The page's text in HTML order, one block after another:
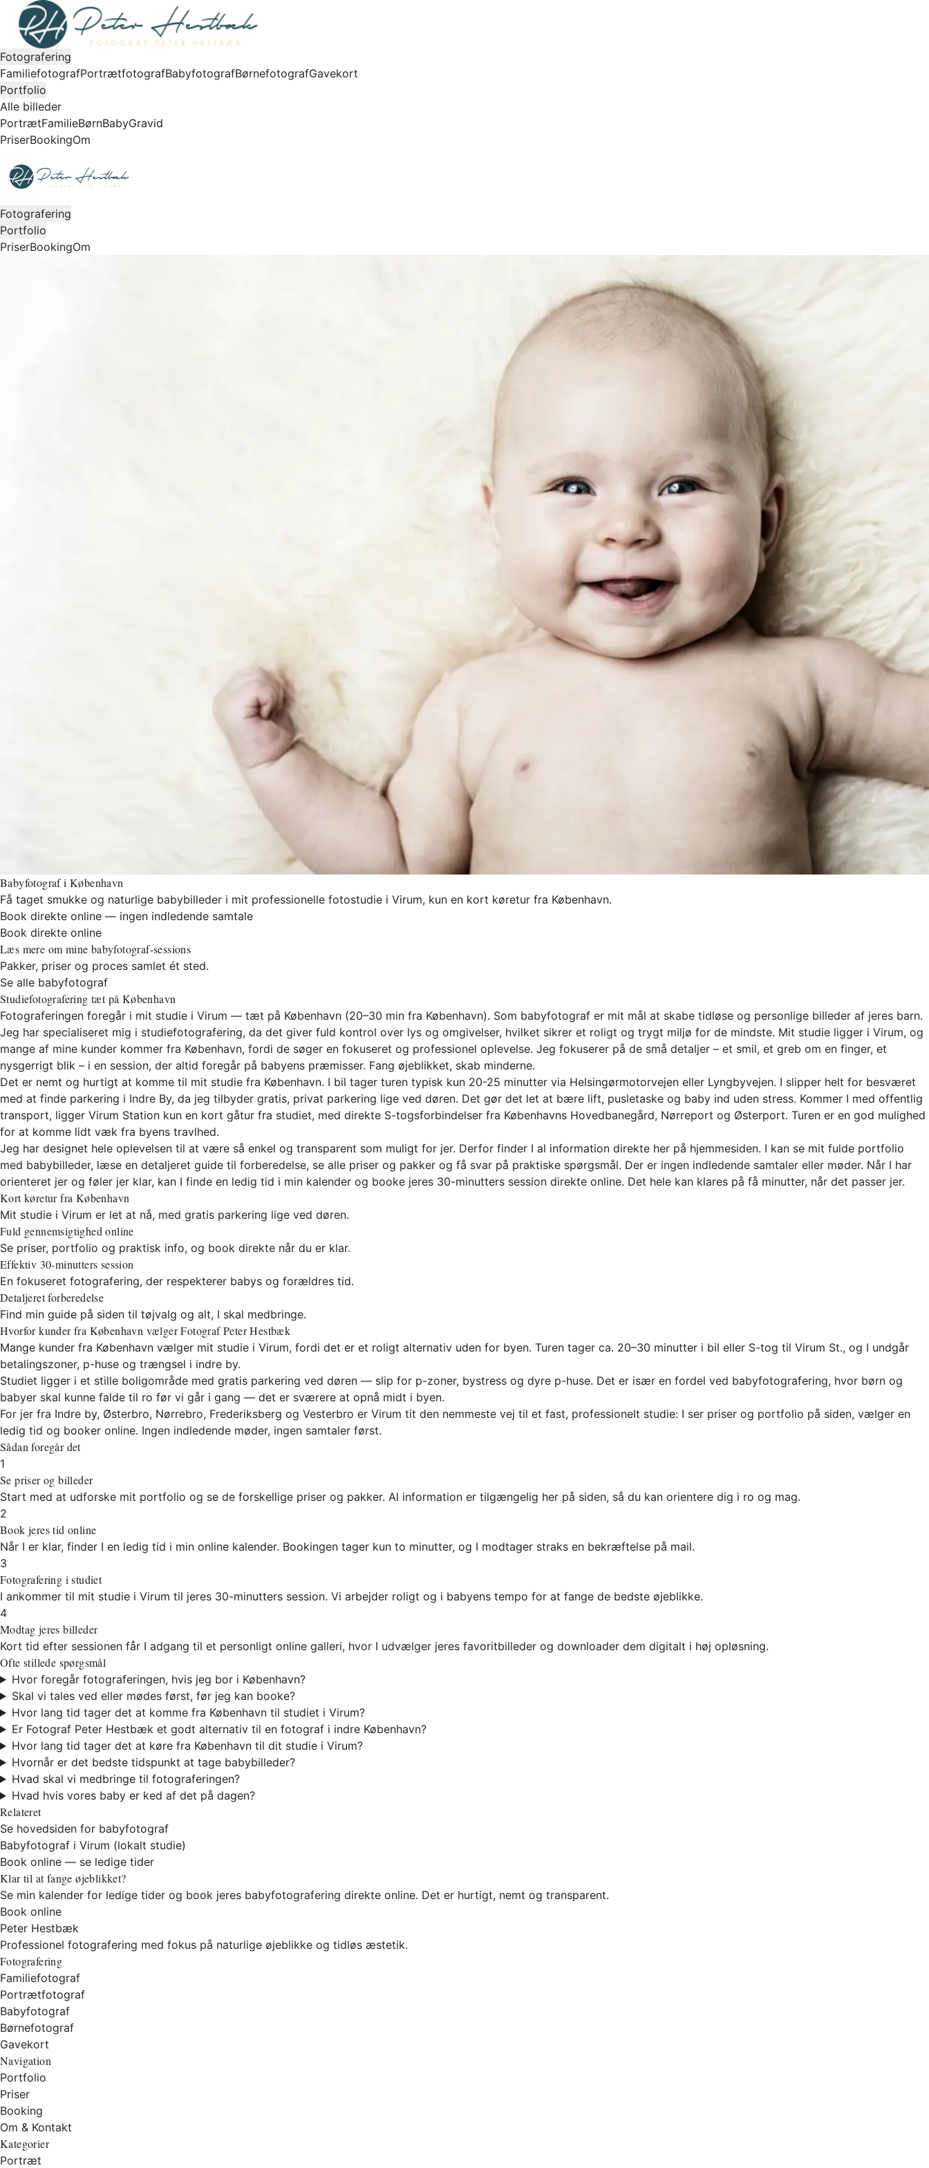
Fotografering
FamiliefotografPortrætfotografBabyfotografBørnefotografGavekort
Portfolio
Alle billeder
PortrætFamilieBørnBabyGravid
PriserBookingOm
Fotografering
Portfolio
PriserBookingOm
Babyfotograf i København
Få taget smukke og naturlige babybilleder i mit professionelle fotostudie i Virum, kun en kort køretur fra København.
Book direkte online — ingen indledende samtale
Book direkte online
Læs mere om mine babyfotograf-sessions
Pakker, priser og proces samlet ét sted.
Se alle babyfotograf
Studiefotografering tæt på København
Fotograferingen foregår i mit studie i Virum — tæt på København (20–30 min fra København). Som babyfotograf er mit mål at skabe tidløse og personlige billeder af jeres barn.
Jeg har specialiseret mig i studiefotografering, da det giver fuld kontrol over lys og omgivelser, hvilket sikrer et roligt og trygt miljø for de mindste. Mit studie ligger i Virum, og
mange af mine kunder kommer fra København, fordi de søger en fokuseret og professionel oplevelse. Jeg fokuserer på de små detaljer – et smil, et greb om en finger, et
nysgerrigt blik – i en session, der altid foregår på babyens præmisser. Fang øjeblikket, skab minderne.
Det er nemt og hurtigt at komme til mit studie fra København. I bil tager turen typisk kun 20-25 minutter via Helsingørmotorvejen eller Lyngbyvejen. I slipper helt for besværet
med at finde parkering i Indre By, da jeg tilbyder gratis, privat parkering lige ved døren. Det gør det let at bære lift, pusletaske og baby ind uden stress. Kommer I med offentlig
transport, ligger Virum Station kun en kort gåtur fra studiet, med direkte S-togsforbindelser fra Københavns Hovedbanegård, Nørreport og Østerport. Turen er en god mulighed
for at komme lidt væk fra byens travlhed.
Jeg har designet hele oplevelsen til at være så enkel og transparent som muligt for jer. Derfor finder I al information direkte her på hjemmesiden. I kan se mit fulde portfolio
med babybilleder, læse en detaljeret guide til forberedelse, se alle priser og pakker og få svar på praktiske spørgsmål. Der er ingen indledende samtaler eller møder. Når I har
orienteret jer og føler jer klar, kan I finde en ledig tid i min kalender og booke jeres 30-minutters session direkte online. Det hele kan klares på få minutter, når det passer jer.
Kort køretur fra København
Mit studie i Virum er let at nå, med gratis parkering lige ved døren.
Fuld gennemsigtighed online
Se priser, portfolio og praktisk info, og book direkte når du er klar.
Effektiv 30-minutters session
En fokuseret fotografering, der respekterer babys og forældres tid.
Detaljeret forberedelse
Find min guide på siden til tøjvalg og alt, I skal medbringe.
Hvorfor kunder fra København vælger Fotograf Peter Hestbæk
Mange kunder fra København vælger mit studie i Virum, fordi det er et roligt alternativ uden for byen. Turen tager ca. 20–30 minutter i bil eller S-tog til Virum St., og I undgår
betalingszoner, p-huse og trængsel i indre by.
Studiet ligger i et stille boligområde med gratis parkering ved døren — slip for p-zoner, bystress og dyre p-huse. Det er især en fordel ved babyfotografering, hvor børn og
babyer skal kunne falde til ro før vi går i gang — det er sværere at opnå midt i byen.
For jer fra Indre by, Østerbro, Nørrebro, Frederiksberg og Vesterbro er Virum tit den nemmeste vej til et fast, professionelt studie: I ser priser og portfolio på siden, vælger en
ledig tid og booker online. Ingen indledende møder, ingen samtaler først.
Sådan foregår det
1
Se priser og billeder
Start med at udforske mit portfolio og se de forskellige priser og pakker. Al information er tilgængelig her på siden, så du kan orientere dig i ro og mag.
2
Book jeres tid online
Når I er klar, finder I en ledig tid i min online kalender. Bookingen tager kun to minutter, og I modtager straks en bekræftelse på mail.
3
Fotografering i studiet
I ankommer til mit studie i Virum til jeres 30-minutters session. Vi arbejder roligt og i babyens tempo for at fange de bedste øjeblikke.
4
Modtag jeres billeder
Kort tid efter sessionen får I adgang til et personligt online galleri, hvor I udvælger jeres favoritbilleder og downloader dem digitalt i høj opløsning.
Ofte stillede spørgsmål
Hvor foregår fotograferingen, hvis jeg bor i København?
Skal vi tales ved eller mødes først, før jeg kan booke?
Hvor lang tid tager det at komme fra København til studiet i Virum?
Er Fotograf Peter Hestbæk et godt alternativ til en fotograf i indre København?
Hvor lang tid tager det at køre fra København til dit studie i Virum?
Hvornår er det bedste tidspunkt at tage babybilleder?
Hvad skal vi medbringe til fotograferingen?
Hvad hvis vores baby er ked af det på dagen?
Relateret
Se hovedsiden for babyfotograf
Babyfotograf i Virum (lokalt studie)
Book online — se ledige tider
Klar til at fange øjeblikket?
Se min kalender for ledige tider og book jeres babyfotografering direkte online. Det er hurtigt, nemt og transparent.
Book online
Peter Hestbæk
Professionel fotografering med fokus på naturlige øjeblikke og tidløs æstetik.
Fotografering
Familiefotograf
Portrætfotograf
Babyfotograf
Børnefotograf
Gavekort
Navigation
Portfolio
Priser
Booking
Om & Kontakt
Kategorier
Portræt